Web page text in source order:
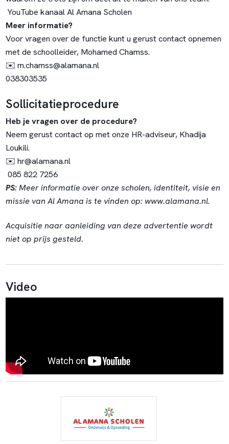
YouTube kanaal Al Amana Scholen
Meer informatie?
Voor vragen over de functie kunt u gerust contact opnemen
met de schoolleider, Mohamed Chamss.
✉️ m.chamss@alamana.nl
038303535
Sollicitatieprocedure
Heb je vragen over de procedure?
Neem gerust contact op met onze HR-adviseur, Khadija
Loukili.
✉️ hr@alamana.nl
085 822 7256
PS:Meer informatie over onze scholen, identiteit, visie en
missie van Al Amana is te vinden op: www.alamana.nl.
Acquisitie naar aanleiding van deze advertentie wordt
niet op prijs gesteld.
Video